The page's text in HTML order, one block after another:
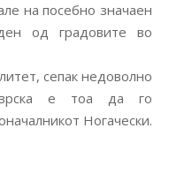
на посебно значаен
од градовите во
сепак недоволно
е тоа да го
Ногачески.